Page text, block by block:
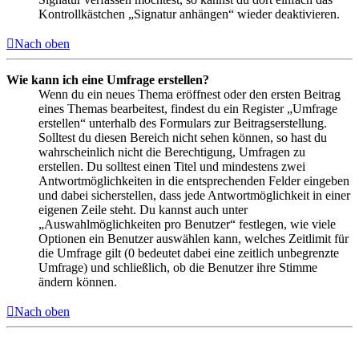
Kontrollkästchen „Signatur anhängen“ wieder deaktivieren.
Nach oben
Wie kann ich eine Umfrage erstellen?
Wenn du ein neues Thema eröffnest oder den ersten Beitrag
eines Themas bearbeitest, findest du ein Register „Umfrage
erstellen“ unterhalb des Formulars zur Beitragserstellung.
Solltest du diesen Bereich nicht sehen können, so hast du
wahrscheinlich nicht die Berechtigung, Umfragen zu
erstellen. Du solltest einen Titel und mindestens zwei
Antwortmöglichkeiten in die entsprechenden Felder eingeben
und dabei sicherstellen, dass jede Antwortmöglichkeit in einer
eigenen Zeile steht. Du kannst auch unter
„Auswahlmöglichkeiten pro Benutzer“ festlegen, wie viele
Optionen ein Benutzer auswählen kann, welches Zeitlimit für
die Umfrage gilt (0 bedeutet dabei eine zeitlich unbegrenzte
Umfrage) und schließlich, ob die Benutzer ihre Stimme
ändern können.
Nach oben